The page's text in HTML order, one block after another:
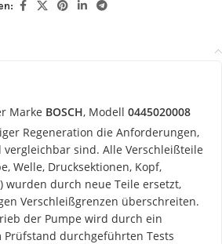
Marke BOSCH, Modell 0445020008
Regeneration die Anforderungen,
sind. Alle Verschleißteile
Welle, Drucksektionen, Kopf,
wurden durch neue Teile ersetzt,
Verschleißgrenzen überschreiten.
der Pumpe wird durch ein
Prüfstand durchgeführten Tests